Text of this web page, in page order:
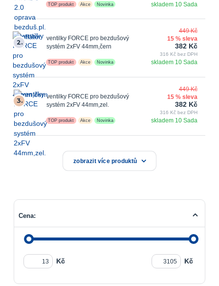
skladem 10 Sada
TOP produkt Akce Novinka
2.
ventilky FORCE pro bezdušový
systém 2xFV 44mm,čern
skladem 10 Sada
TOP produkt Akce Novinka
449 Kč
15 % sleva
382 Kč
316 Kč bez DPH
3.
ventilky FORCE pro bezdušový
systém 2xFV 44mm,zel.
skladem 10 Sada
TOP produkt Akce Novinka
449 Kč
15 % sleva
382 Kč
316 Kč bez DPH
zobrazit více produktů
Cena:
Kč Kč